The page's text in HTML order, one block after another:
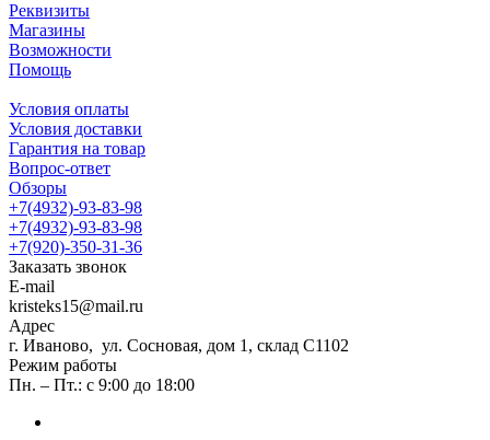
Реквизиты
Магазины
Возможности
Помощь
Условия оплаты
Условия доставки
Гарантия на товар
Вопрос-ответ
Обзоры
+7(4932)-93-83-98
+7(4932)-93-83-98
+7(920)-350-31-36
Заказать звонок
E-mail
kristeks15@mail.ru
Адрес
г. Иваново, ул. Сосновая, дом 1, склад С1102
Режим работы
Пн. – Пт.: с 9:00 до 18:00